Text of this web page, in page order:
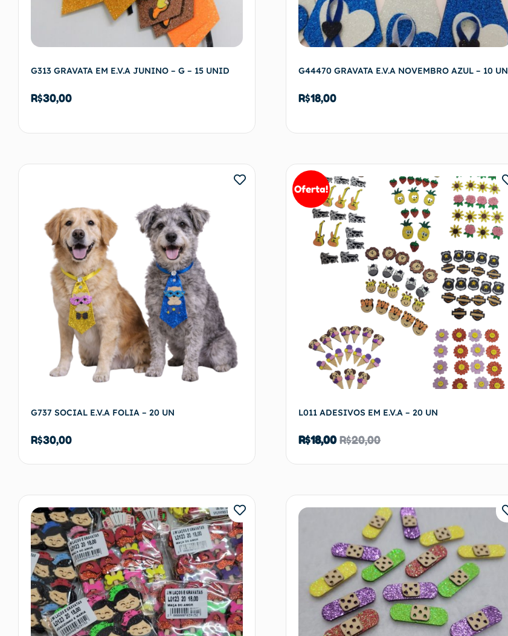
G313 GRAVATA EM E.V.A JUNINO – G – 15 UNID
R$30,00
G44470 GRAVATA E.V.A NOVEMBRO AZUL – 10 UN
R$18,00
Adicionar ao carrinho
G737 SOCIAL E.V.A FOLIA – 20 UN
R$30,00
Adicionar ao carrinho
Oferta!
L011 ADESIVOS EM E.V.A – 20 UN
R$20,00
R$18,00
Ver opções